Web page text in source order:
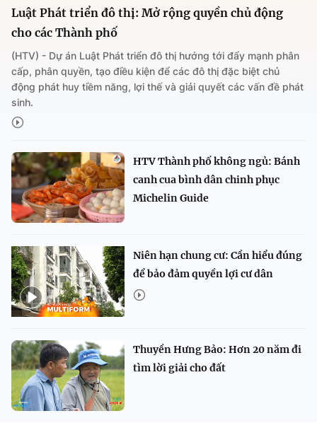
Luật Phát triển đô thị: Mở rộng quyền chủ động
cho các Thành phố
(HTV) - Dự án Luật Phát triển đô thị hướng tới đẩy mạnh phân
cấp, phân quyền, tạo điều kiện để các đô thị đặc biệt chủ
động phát huy tiềm năng, lợi thế và giải quyết các vấn đề phát
sinh.
HTV Thành phố không ngủ: Bánh
canh cua bình dân chinh phục
Michelin Guide
Niên hạn chung cư: Cần hiểu đúng
để bảo đảm quyền lợi cư dân
Thuyền Hưng Bảo: Hơn 20 năm đi
tìm lời giải cho đất